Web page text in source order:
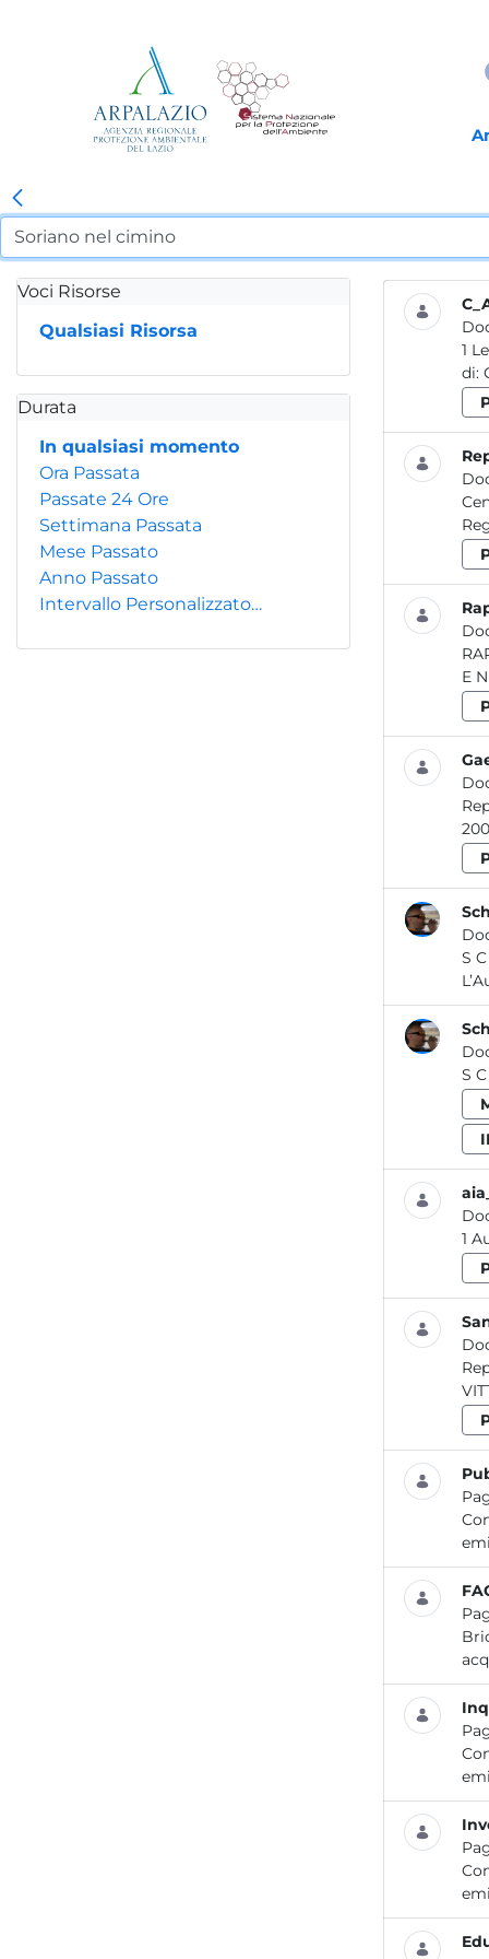
Voci Risorse
Qualsiasi Risorsa
Durata
In qualsiasi momento
Ora Passata
Passate 24 Ore
Settimana Passata
Mese Passato
Anno Passato
Intervallo Personalizzato…
1 Le verifiche periodiche deLLe attrezzature di Lavoro 07 SOMMARIO Le verifiche periodiche delle attrezzature di lavoro A cura
di:
Report / Acqua_01
S C H E D A IN F O R M A T
Report / Rifiuti_01